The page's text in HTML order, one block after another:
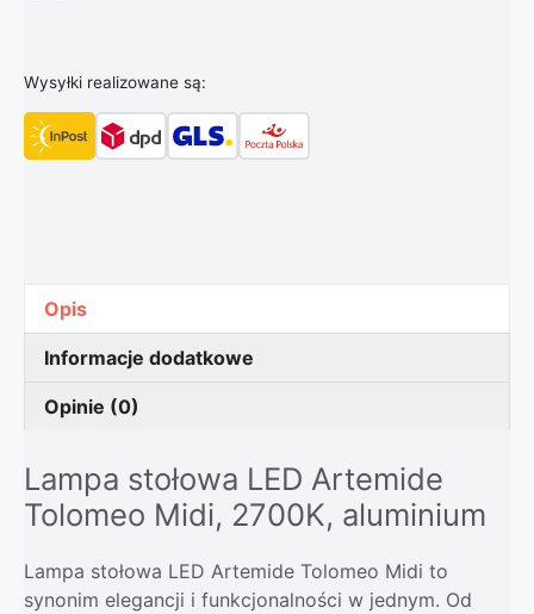
Wysyłki realizowane są:
Opis
Informacje dodatkowe
Opinie (0)
Lampa stołowa LED Artemide
Tolomeo Midi, 2700K, aluminium
Lampa stołowa LED Artemide Tolomeo Midi to
synonim elegancji i funkcjonalności w jednym. Od